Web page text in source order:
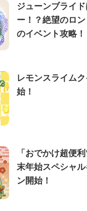
ジューンブライ
ー！？絶望のロ
のイベント攻略！
レモンスライム
始！
「おでかけ超便
末年始スペシャ
ン開始！